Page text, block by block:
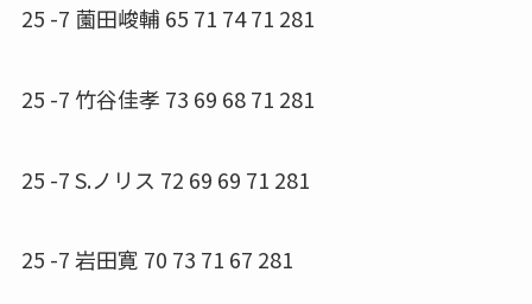
25 -7 薗田峻輔 65 71 74 71 281
25 -7 竹谷佳孝 73 69 68 71 281
25 -7 S.ノリス 72 69 69 71 281
25 -7 岩田寛 70 73 71 67 281